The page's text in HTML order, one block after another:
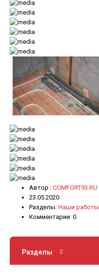
Автор : COMFORT93.RU
23.05.2020
Разделы: Наши работы
Комментарии: 0
Разделы